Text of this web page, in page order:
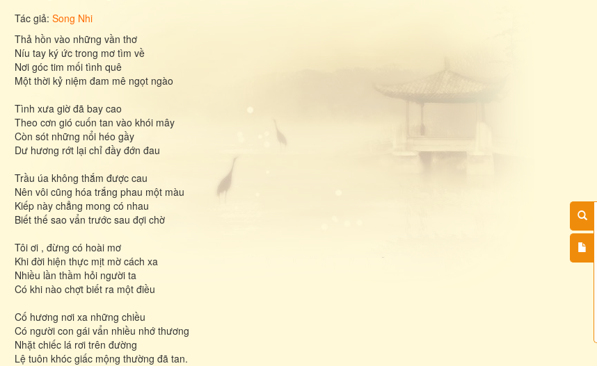
Tác giả: Song Nhi
Thả hồn vào những vần thơ
Níu tay ký ức trong mơ tìm về
Nơi góc tim mối tình quê
Một thời kỷ niệm đam mê ngọt ngào
Tình xưa giờ đã bay cao
Theo cơn gió cuốn tan vào khói mây
Còn sót những nổi héo gầy
Dư hương rớt lại chỉ đầy đớn đau
Trầu úa không thắm được cau
Nên vôi cũng hóa trắng phau một màu
Kiếp này chẳng mong có nhau
Biết thế sao vẩn trước sau đợi chờ
Tôi ơi , đừng có hoài mơ
Khi đời hiện thực mịt mờ cách xa
Nhiều lần thầm hỏi người ta
Có khi nào chợt biết ra một điều
Cố hương nơi xa những chiều
Có người con gái vẩn nhiều nhớ thương
Nhặt chiếc lá rơi trên đường
Lệ tuôn khóc giấc mộng thường đã tan.